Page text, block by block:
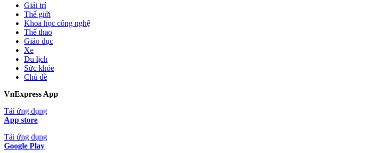
Giải trí
Thế giới
Khoa học công nghệ
Thể thao
Giáo dục
Xe
Du lịch
Sức khỏe
Chủ đề
VnExpress App
Tải ứng dụng
App store
Tải ứng dụng
Google Play